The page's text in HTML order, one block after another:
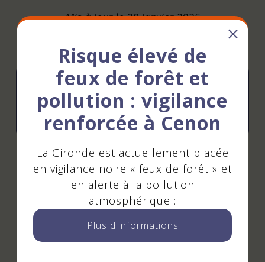
Mis à jour le 28 janvier 2025
Toute la programmation du lieu
Suivez-nous
!
Risque élevé de
feux de forêt et
pollution : vigilance
renforcée à Cenon
La Gironde est actuellement placée
en vigilance noire « feux de forêt » et
en alerte à la pollution
atmosphérique :
Plus d'informations
.